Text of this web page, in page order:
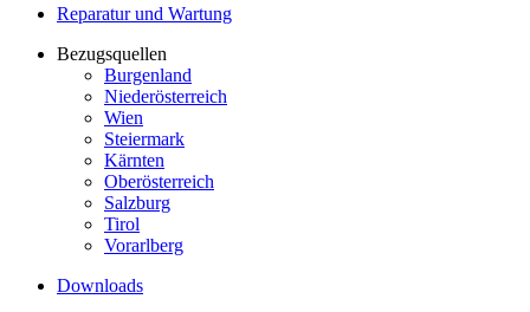
Reparatur und Wartung
Bezugsquellen
Burgenland
Niederösterreich
Wien
Steiermark
Kärnten
Oberösterreich
Salzburg
Tirol
Vorarlberg
Downloads